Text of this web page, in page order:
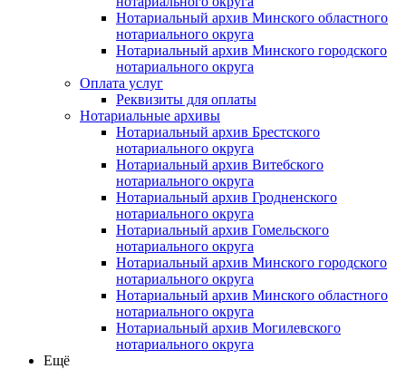
Нотариальный архив Минского областного
нотариального округа
Нотариальный архив Минского городского
нотариального округа
Оплата услуг
Реквизиты для оплаты
Нотариальные архивы
Нотариальный архив Брестского
нотариального округа
Нотариальный архив Витебского
нотариального округа
Нотариальный архив Гродненского
нотариального округа
Нотариальный архив Гомельского
нотариального округа
Нотариальный архив Минского городского
нотариального округа
Нотариальный архив Минского областного
нотариального округа
Нотариальный архив Могилевского
нотариального округа
Ещё